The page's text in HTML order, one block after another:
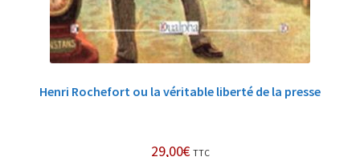
Henri Rochefort ou la véritable liberté de la presse
29,00€ TTC